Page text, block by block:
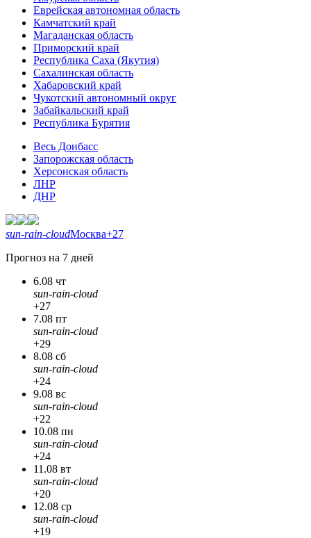
Еврейская автономная область
Камчатский край
Магаданская область
Приморский край
Республика Саха (Якутия)
Сахалинская область
Хабаровский край
Чукотский автономный округ
Забайкальский край
Республика Бурятия
Весь Донбасс
Запорожская область
Херсонская область
ЛНР
ДНР
sun-rain-cloudМосква+27
Прогноз на 7 дней
6.08 чт
sun-rain-cloud
+27
7.08 пт
sun-rain-cloud
+29
8.08 сб
sun-rain-cloud
+24
9.08 вс
sun-rain-cloud
+22
10.08 пн
sun-rain-cloud
+24
11.08 вт
sun-rain-cloud
+20
12.08 ср
sun-rain-cloud
+19